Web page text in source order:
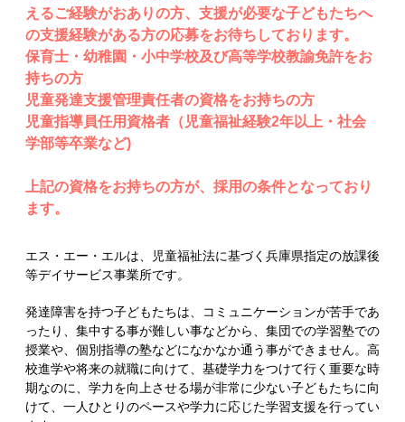
えるご経験がおありの方、支援が必要な子どもたちへ
の支援経験がある方の応募をお待ちしております。
保育士・幼稚園・小中学校及び高等学校教諭免許をお
持ちの方
児童発達支援管理責任者の資格をお持ちの方
児童指導員任用資格者（児童福祉経験2年以上・社会
学部等卒業など)
上記の資格をお持ちの方が、採用の条件となっており
ます。
エス・エー・エルは、児童福祉法に基づく兵庫県指定の放課後
等デイサービス事業所です。
発達障害を持つ子どもたちは、コミュニケーションが苦手であ
ったり、集中する事が難しい事などから、集団での学習塾での
授業や、個別指導の塾などになかなか通う事ができません。高
校進学や将来の就職に向けて、基礎学力をつけて行く重要な時
期なのに、学力を向上させる場が非常に少ない子どもたちに向
けて、一人ひとりのペースや学力に応じた学習支援を行ってい